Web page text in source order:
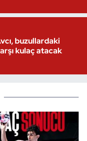
buzullardaki
kulaç atacak